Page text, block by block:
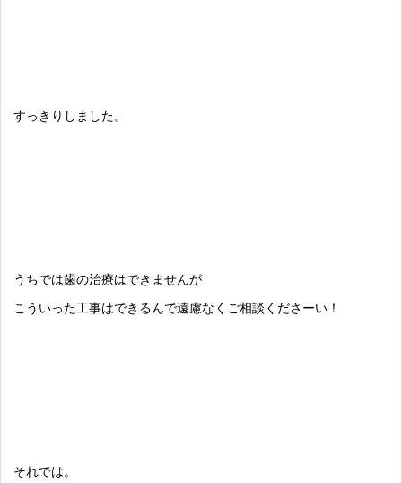
すっきりしました。
うちでは歯の治療はできませんが
こういった工事はできるんで遠慮なくご相談くださーい！
それでは。